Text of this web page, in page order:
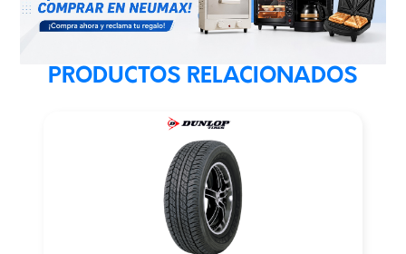
PRODUCTOS RELACIONADOS